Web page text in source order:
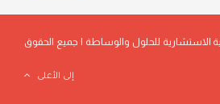
الاستشارية للحلول والوساطة | جميع الحقوق
إلى الأعلى